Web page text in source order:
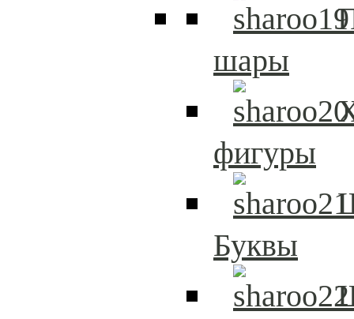
шары
фигуры
Буквы